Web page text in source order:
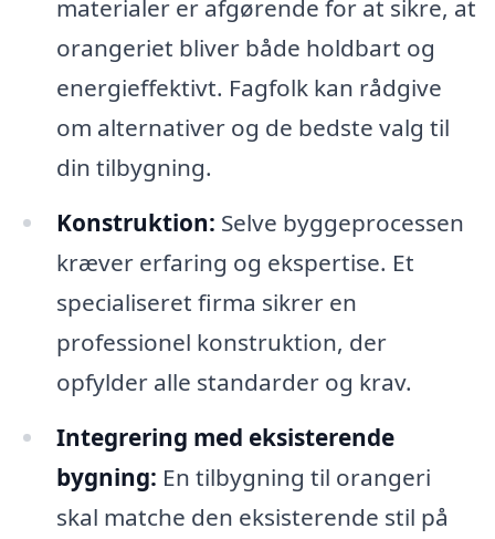
materialer er afgørende for at sikre, at
orangeriet bliver både holdbart og
energieffektivt. Fagfolk kan rådgive
om alternativer og de bedste valg til
din tilbygning.
Konstruktion: Selve byggeprocessen
kræver erfaring og ekspertise. Et
specialiseret firma sikrer en
professionel konstruktion, der
opfylder alle standarder og krav.
Integrering med eksisterende
bygning: En tilbygning til orangeri
skal matche den eksisterende stil på